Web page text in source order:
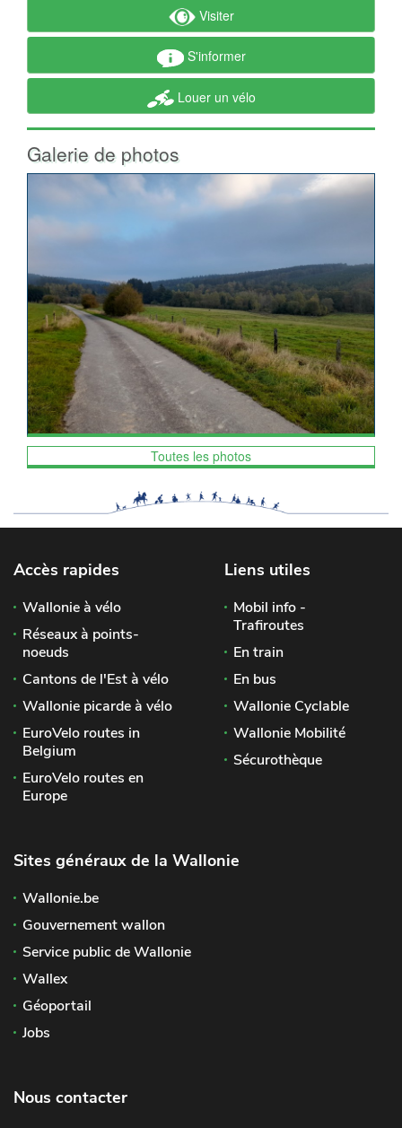
Visiter
S'informer
Louer un vélo
Galerie de photos
Toutes les photos
Accès rapides
Wallonie à vélo
Réseaux à points-
noeuds
Cantons de l'Est à vélo
Wallonie picarde à vélo
EuroVelo routes in
Belgium
EuroVelo routes en
Europe
Liens utiles
Mobil info -
Trafiroutes
En train
En bus
Wallonie Cyclable
Wallonie Mobilité
Sécurothèque
Sites généraux de la Wallonie
Wallonie.be
Gouvernement wallon
Service public de Wallonie
Wallex
Géoportail
Jobs
Nous contacter